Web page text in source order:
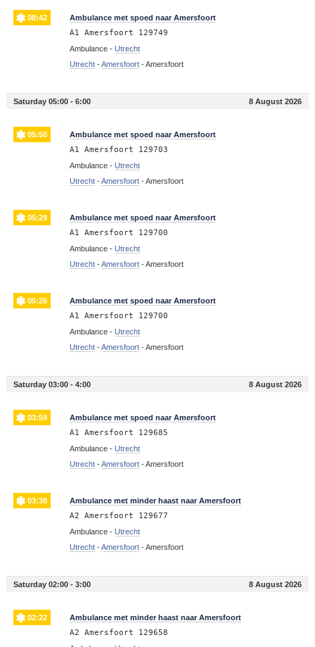
08:42 Ambulance met spoed naar Amersfoort
A1 Amersfoort 129749
Ambulance - Utrecht
Utrecht-Amersfoort-Amersfoort
Saturday 05:00 - 6:00 8 August 2026
05:50 Ambulance met spoed naar Amersfoort
A1 Amersfoort 129703
Ambulance - Utrecht
Utrecht-Amersfoort-Amersfoort
05:29 Ambulance met spoed naar Amersfoort
A1 Amersfoort 129700
Ambulance - Utrecht
Utrecht-Amersfoort-Amersfoort
05:26 Ambulance met spoed naar Amersfoort
A1 Amersfoort 129700
Ambulance - Utrecht
Utrecht-Amersfoort-Amersfoort
Saturday 03:00 - 4:00 8 August 2026
03:59 Ambulance met spoed naar Amersfoort
A1 Amersfoort 129685
Ambulance - Utrecht
Utrecht-Amersfoort-Amersfoort
03:38 Ambulance met minder haast naar Amersfoort
A2 Amersfoort 129677
Ambulance - Utrecht
Utrecht-Amersfoort-Amersfoort
Saturday 02:00 - 3:00 8 August 2026
02:22 Ambulance met minder haast naar Amersfoort
A2 Amersfoort 129658